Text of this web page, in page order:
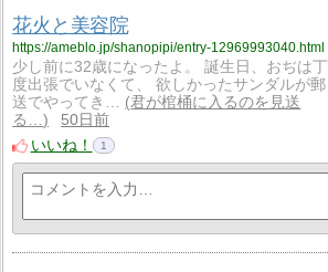
花火と美容院
https://ameblo.jp/shanopipi/entry-12969993040.html
少し前に32歳になったよ。 誕生日、おぢは丁
度出張でいなくて、 欲しかったサンダルが郵
送でやってき…
君が棺桶に入るのを見送
る…
50日前
いいね！
1